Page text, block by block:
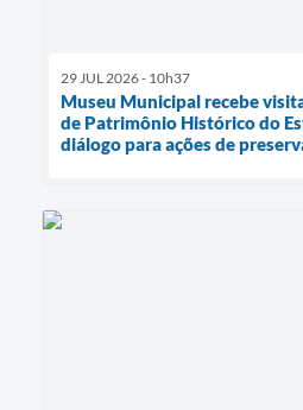
29 JUL 2026 - 10h37
Museu Municipal recebe
de Patrimônio Histórico do
diálogo para ações de